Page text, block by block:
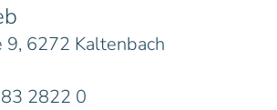
6272 Kaltenbach
2822 0